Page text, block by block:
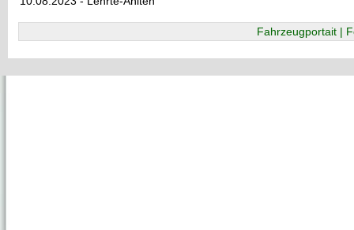
Fahrzeugportait |